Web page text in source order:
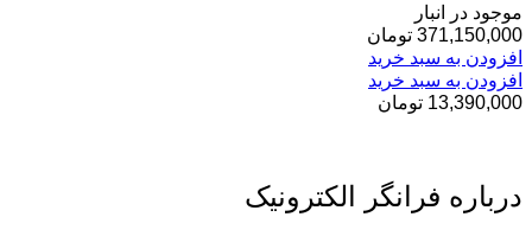
موجود در انبار
371,150,000 تومان
افزودن به سبد خرید
افزودن به سبد خرید
13,390,000 تومان
درباره فرانگر الکترونیک